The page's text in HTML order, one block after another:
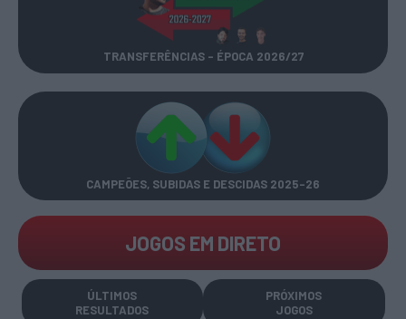
TRANSFERÊNCIAS - ÉPOCA 2026/27
CAMPEÕES, SUBIDAS E DESCIDAS 2025-26
JOGOS EM DIRETO
ÚLTIMOS
RESULTADOS
PRÓXIMOS
JOGOS